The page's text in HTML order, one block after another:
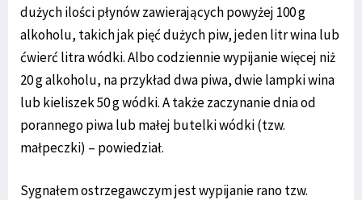
dużych ilości płynów zawierających powyżej 100 g
alkoholu, takich jak pięć dużych piw, jeden litr wina lub
ćwierć litra wódki. Albo codziennie wypijanie więcej niż
20 g alkoholu, na przykład dwa piwa, dwie lampki wina
lub kieliszek 50 g wódki. A także zaczynanie dnia od
porannego piwa lub małej butelki wódki (tzw.
małpeczki) – powiedział.
Sygnałem ostrzegawczym jest wypijanie rano tzw.